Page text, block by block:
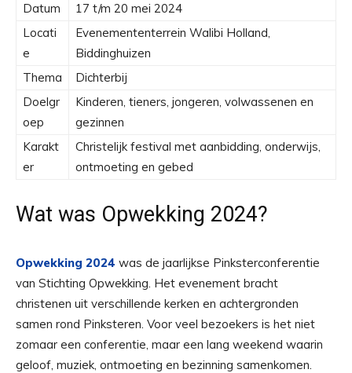
Datum
17 t/m 20 mei 2024
Locati
e
Evenemententerrein Walibi Holland,
Biddinghuizen
Thema
Dichterbij
Doelgr
oep
Kinderen, tieners, jongeren, volwassenen en
gezinnen
Karakt
er
Christelijk festival met aanbidding, onderwijs,
ontmoeting en gebed
Wat was Opwekking 2024?
Opwekking 2024 was de jaarlijkse Pinksterconferentie
van Stichting Opwekking. Het evenement bracht
christenen uit verschillende kerken en achtergronden
samen rond Pinksteren. Voor veel bezoekers is het niet
zomaar een conferentie, maar een lang weekend waarin
geloof, muziek, ontmoeting en bezinning samenkomen.